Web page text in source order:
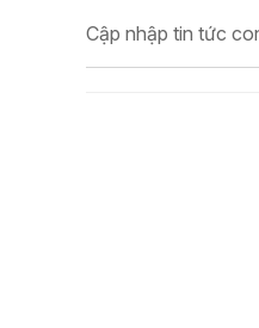
Cập nhập tin tức